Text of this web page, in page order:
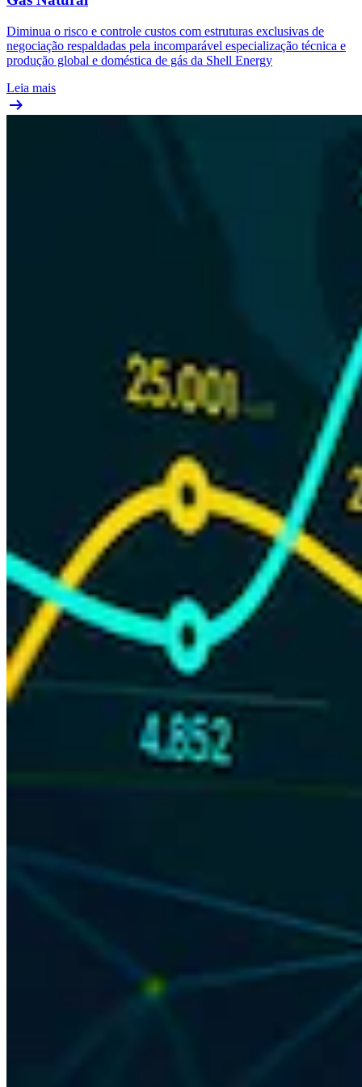
Diminua o risco e controle custos com estruturas exclusivas de
negociação respaldadas pela incomparável especialização técnica e
produção global e doméstica de gás da Shell Energy
Leia mais